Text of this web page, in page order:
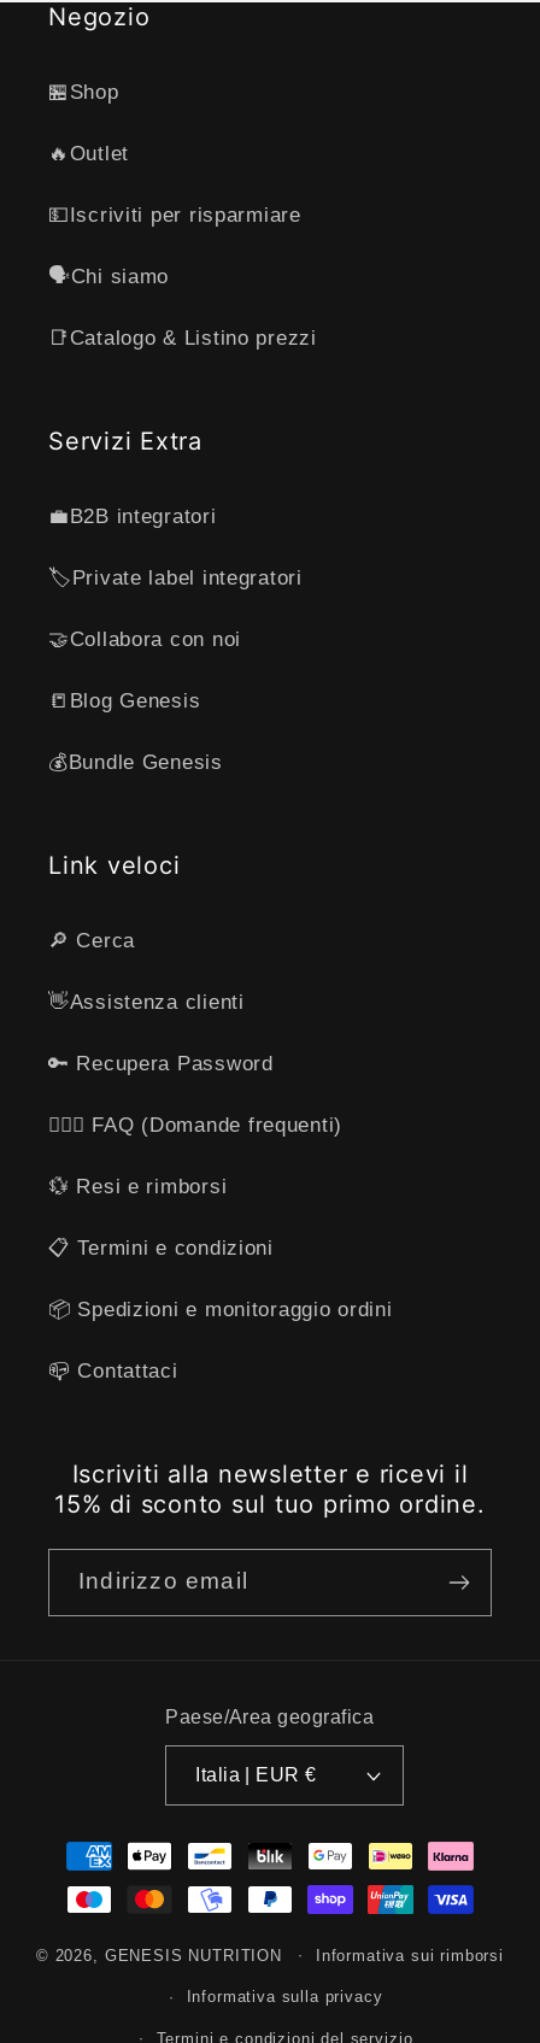
Negozio
🏪Shop
🔥Outlet
💵Iscriviti per risparmiare
🗣️Chi siamo
📑Catalogo & Listino prezzi
Servizi Extra
💼B2B integratori
🏷️Private label integratori
🤝Collabora con noi
📒Blog Genesis
💰Bundle Genesis
Link veloci
🔎 Cerca
👋​Assistenza clienti
🔑 Recupera Password
🙋🏻‍♂️ FAQ (Domande frequenti)
💱 Resi e rimborsi
​📋​ Termini e condizioni
📦 Spedizioni e monitoraggio ordini
📪 ​​Contattaci
Iscriviti alla newsletter e ricevi il
15% di sconto sul tuo primo ordine.
Indirizzo email
Paese/Area geografica
Italia | EUR €
Metodi
pagamento
© 2026, GENESIS NUTRITION Informativa sui rimborsi
Informativa sulla privacy
Termini e condizioni del servizio